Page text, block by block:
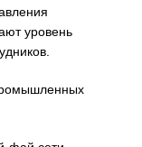
уровень